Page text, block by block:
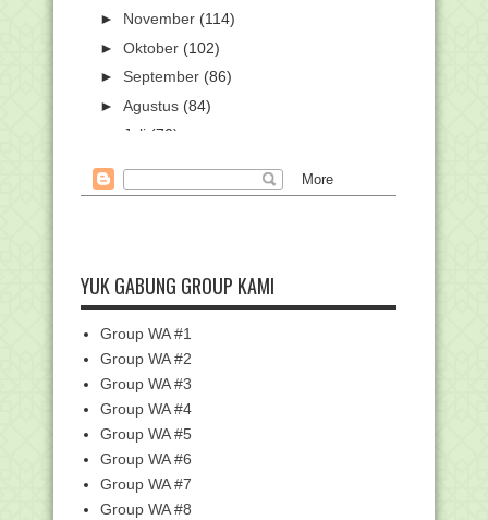
► November (114)
► Oktober (102)
► September (86)
► Agustus (84)
Juli (70)
►Mei(66)
Gelar Webinar PBSB, Upaya Kemenag
Fasilitasi Ribua...
Penyelenggaran...
SKB 4 Menteri: Guru Sudah Vaksinasi
Wajib Buka Bel...
Besok, Kemenag Mulai Cairkan BOS
Madrasah Swasta S...
Sebab-sebab Hijrah Nabi Muhammad
Saw. ke Yatsrib
PPG GPAI Siap Digelar, Ini Daftar LPTK
YUK GABUNG GROUP KAMI
Group WA #1
Group WA #2
Group WA #3
Group WA #4
Group WA #5
Group WA #6
Group WA #7
Group WA #8